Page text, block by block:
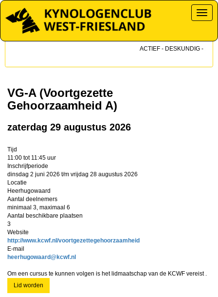
ACTIEF - DESKUNDIG -
VG-A (Voortgezette
Gehoorzaamheid A)
zaterdag 29 augustus 2026
Tijd
11:00 tot 11:45 uur
Inschrijfperiode
dinsdag 2 juni 2026 t/m vrijdag 28 augustus 2026
Locatie
Heerhugowaard
Aantal deelnemers
minimaal 3, maximaal 6
Aantal beschikbare plaatsen
3
Website
http://www.kcwf.nl/voortgezettegehoorzaamheid
E-mail
draawoguhreeh@kcwf.nl
Om een cursus te kunnen volgen is het lidmaatschap van de KCWF vereist .
Lid worden